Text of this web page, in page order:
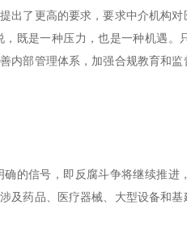
了更高的要求，要求中介机构对
既是一种压力，也是一种机遇。
内部管理体系，加强合规教育和
的信号，即反腐斗争将继续推进
及药品、医疗器械、大型设备和